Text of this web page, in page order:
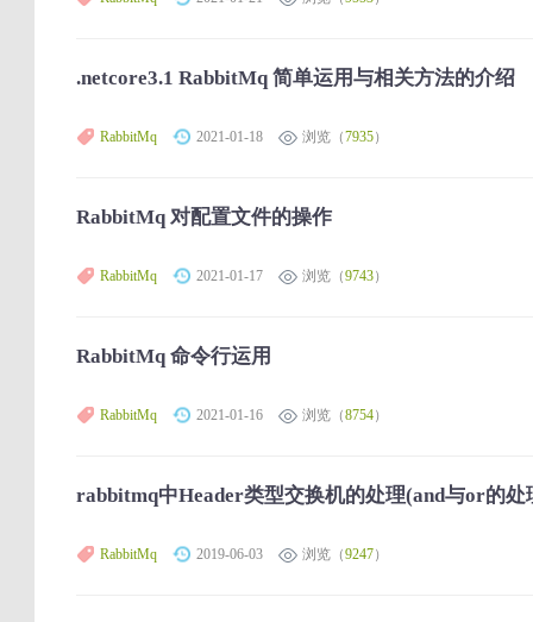
.netcore3.1 RabbitMq 简单运用与相关方法的介绍
RabbitMq 2021-01-18 浏览（7935）
RabbitMq 对配置文件的操作
RabbitMq 2021-01-17 浏览（9743）
RabbitMq 命令行运用
RabbitMq 2021-01-16 浏览（8754）
rabbitmq中Header类型交换机的处理(and与or的处
RabbitMq 2019-06-03 浏览（9247）